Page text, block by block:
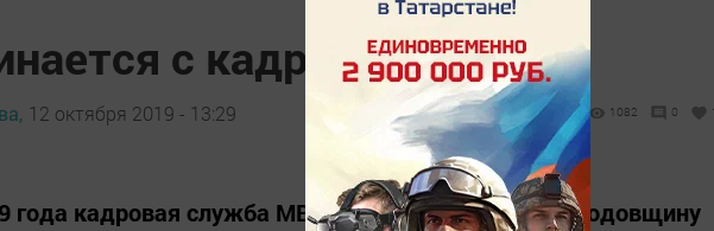
с кадров
12 октября 2019 - 13:29 1082 0
года кадровая служба МВД России отмечает 101 годовщину